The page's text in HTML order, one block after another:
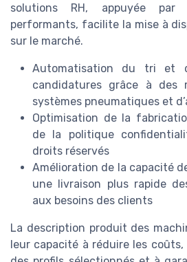
solutions RH, appuyée
performants, facilite la mise à
sur le marché.
Automatisation du tri et
candidatures grâce à des
systèmes pneumatiques et
Optimisation de la
de la politique
droits réservés
Amélioration de la capacité
une livraison plus rapide
aux besoins des clients
La description produit des
leur capacité à réduire les